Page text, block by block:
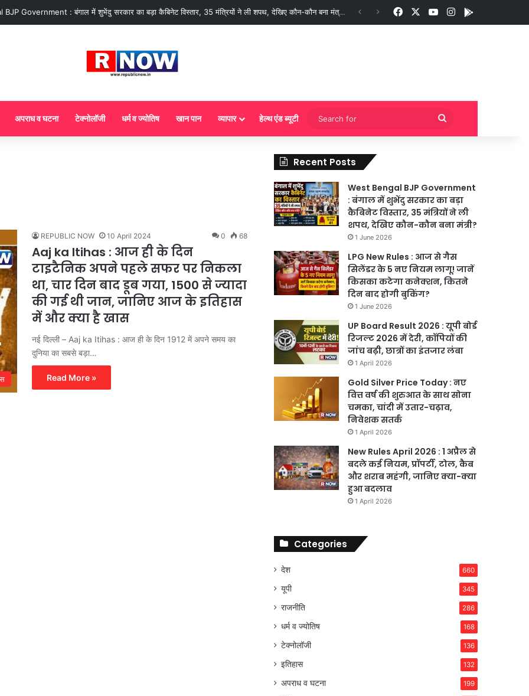
West Bengal BJP Government : बंगाल में शुभेंदु सरकार का बड़ा कैबिनेट विस्तार, 35 मंत्रियों ने ली शपथ, देखिए कौन-कौन बना मंत्री? FacebookYouTubeInstagram
अपराध व घटना टेक्नोलॉजी धर्म व ज्योतिष खान पान व्यापार हेल्थ एंड ब्यूटी
Search
for
REPUBLIC NOW 10 April 2024 0 68
Aaj ka Itihas : आज ही के दिन
टाइटैनिक अपने पहले सफर पर निकला
था, चार दिन बाद डूब गया, 1500 से ज्यादा
की गई थी जान, जानिए आज के इतिहास
में और क्या है खास
नई दिल्ली – Aaj ka Itihas : आज ही के दिन 1912 में अपने समय का
दुनिया का सबसे बड़ा…
Read More »
Recent Posts
West Bengal BJP Government
: बंगाल में शुभेंदु सरकार का बड़ा
कैबिनेट विस्तार, 35 मंत्रियों ने ली
शपथ, देखिए कौन-कौन बना मंत्री?
1 June 2026
LPG New Rules : आज से गैस
सिलेंडर के 5 नए नियम लागू! जानें
किसका कटेगा कनेक्शन, कितने
दिन बाद होगी बुकिंग?
1 June 2026
UP Board Result 2026 : यूपी बोर्ड
रिजल्ट 2026 में देरी, कॉपियों की
जांच बढ़ी, छात्रों का इंतजार लंबा
1 April 2026
Gold Silver Price Today : नए
वित्त वर्ष की शुरुआत के साथ सोना
चमका, चांदी में उतार-चढ़ाव,
निवेशक सतर्क
1 April 2026
New Rules April 2026 : 1 अप्रैल से
बदले कई नियम, प्रॉपर्टी, टोल, कैब
और शराब महंगी, जानिए क्या-क्या
हुआ बदलाव
1 April 2026
Categories
देश 660
यूपी 345
राजनीति 286
धर्म व ज्योतिष 168
टेक्नोलॉजी 136
इतिहास 132
अपराध व घटना 199